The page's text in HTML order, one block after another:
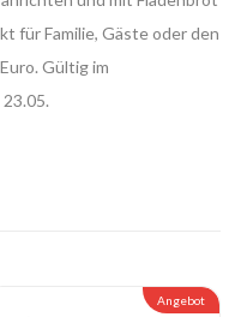
für Familie, Gäste oder den
Gültig im
Angebot